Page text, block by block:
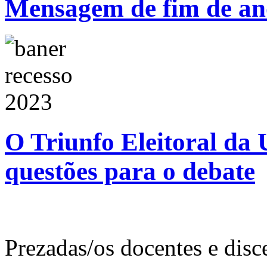
Mensagem de fim de
O Triunfo Eleitoral da
questões para o debate
Prezadas/os docentes e